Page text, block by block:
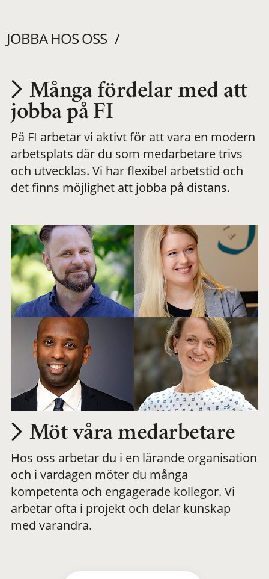
JOBBA HOS OSS
Utvecklas på en
meningsfull och
flexibel
Många fördelar med att
jobba på FI
På FI arbetar vi aktivt för att vara en modern
arbetsplats där du som medarbetare trivs
och utvecklas. Vi har flexibel arbetstid och
det finns möjlighet att jobba på distans.
Möt våra medarbetare
Hos oss arbetar du i en lärande organisation
och i vardagen möter du många
kompetenta och engagerade kollegor. Vi
arbetar ofta i projekt och delar kunskap
med varandra.